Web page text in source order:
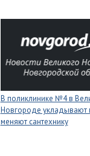
В поликлинике №4 в
Новгороде укладывают
меняют сантехнику